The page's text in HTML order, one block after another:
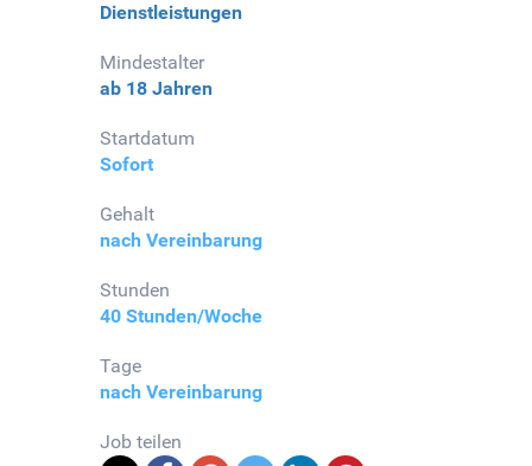
Dienstleistungen
Mindestalter
ab 18 Jahren
Startdatum
Sofort
Gehalt
nach Vereinbarung
Stunden
40 Stunden/Woche
Tage
nach Vereinbarung
Job teilen